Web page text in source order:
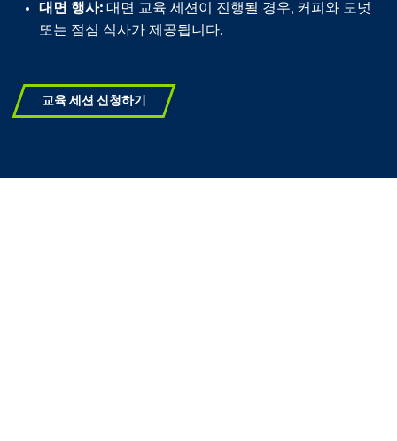
대면 행사: 대면 교육 세션이 진행될 경우, 커피와 도넛
또는 점심 식사가 제공됩니다.
교육 세션 신청하기